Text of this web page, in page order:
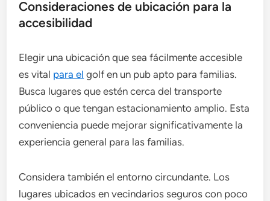
Consideraciones de ubicación para la
accesibilidad
Elegir una ubicación que sea fácilmente accesible
es vital para el golf en un pub apto para familias.
Busca lugares que estén cerca del transporte
público o que tengan estacionamiento amplio. Esta
conveniencia puede mejorar significativamente la
experiencia general para las familias.
Considera también el entorno circundante. Los
lugares ubicados en vecindarios seguros con poco